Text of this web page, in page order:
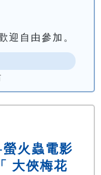
迎自由參加。
火蟲電影
大俠梅花